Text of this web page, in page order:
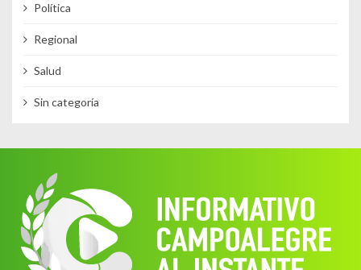
Política
Regional
Salud
Sin categoría